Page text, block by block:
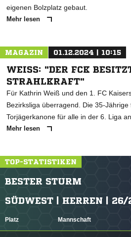
eigenen Bolzplatz gebaut.
Mehr lesen
MAGAZIN 01.12.2024 | 10:15
WEISS: "DER FCK BESITZT
TRAHLKRAFT"
Für Kathrin Weiß und den 1. FC
Bezirksliga überragend. Die 35-
Torjägerkanone für alle in der 6. Liga an.
Mehr lesen
TOP-STATISTIKEN
BESTER STURM
SÜDWEST | HERREN | 26/
Platz Mannschaft